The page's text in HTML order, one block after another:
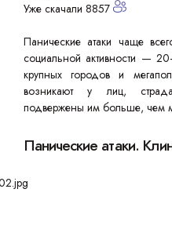
Уже скачали 8857
Панические атаки чаще
социальной активности —
крупных городов и
возникают у лиц,
подвержены им больше, чем
Панические атаки.